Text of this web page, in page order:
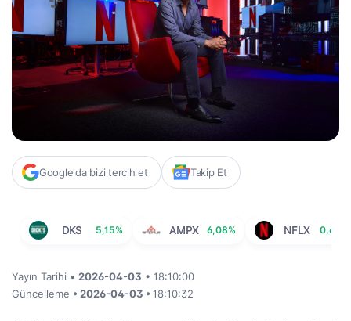
Google'da bizi tercih et Takip Et
DKS 5,15% AMPX 6,08% NFLX 0,65%
Yayın Tarihi • 2026-04-03 • 18:10:00
Güncelleme • 2026-04-03 • 18:10:32